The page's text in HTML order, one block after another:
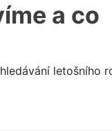
a co
letošního